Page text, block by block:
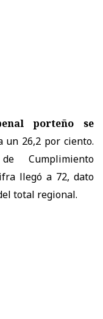
porteño se
un 26,2 por ciento.
Cumplimiento
llegó a 72, dato
total regional.